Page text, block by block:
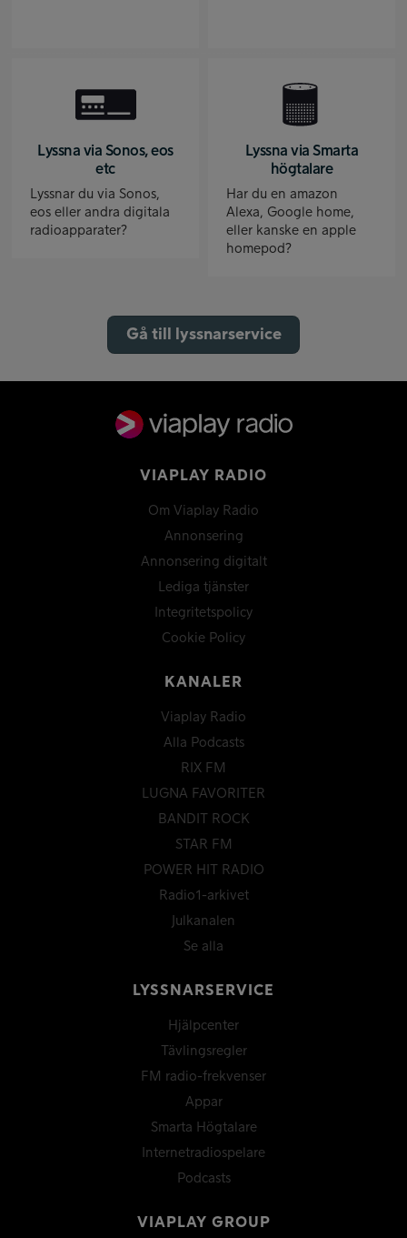
Lyssna via Sonos, eos
etc
Lyssnar du via Sonos,
eos eller andra digitala
radioapparater?
Lyssna via Smarta
högtalare
Har du en amazon
Alexa, Google home,
eller kanske en apple
homepod?
Gå till lyssnarservice
VIAPLAY RADIO
Om Viaplay Radio
Annonsering
Annonsering digitalt
Lediga tjänster
Integritetspolicy
Cookie Policy
KANALER
Viaplay Radio
Alla Podcasts
RIX FM
LUGNA FAVORITER
BANDIT ROCK
STAR FM
POWER HIT RADIO
Radio1-arkivet
Julkanalen
Se alla
LYSSNARSERVICE
Hjälpcenter
Tävlingsregler
FM radio-frekvenser
Appar
Smarta Högtalare
Internetradiospelare
Podcasts
VIAPLAY GROUP